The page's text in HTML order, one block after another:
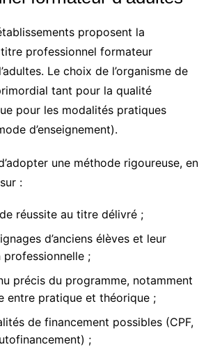
proposent la
professionnel formateur
Le choix de l’organisme de
tant pour la qualité
pour les modalités pratiques
d’enseignement).
une méthode rigoureuse, en
:
réussite au titre délivré ;
d’anciens élèves et leur
professionnelle ;
précis du programme, notamment
entre pratique et théorique ;
de financement possibles (CPF,
;